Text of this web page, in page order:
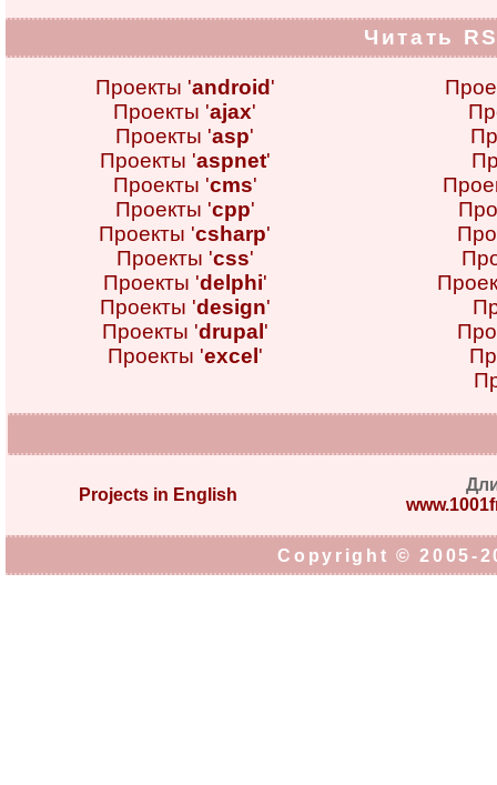
Читать
Проекты 'android '
Проекты 'ajax'
Проекты 'asp'
Проекты 'aspnet'
Проекты 'cms'
Проекты 'cpp'
Проекты 'csharp'
Проекты 'css'
Проекты 'delphi'
Проекты 'design'
Проекты 'drupal '
Проекты 'excel '
Projects in English
Copyright © 2005-